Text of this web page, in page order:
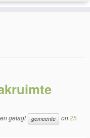
en getagt gemeente on25